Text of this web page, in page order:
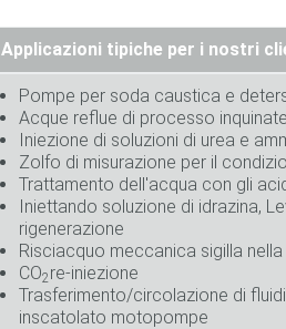
Applicazioni tipiche per i nostri
Pompe per soda caustica e
Acque reflue di processo
Iniezione di soluzioni di urea e
Zolfo di misurazione per il
Trattamento dell'acqua con gli
Iniettando soluzione di idrazina,
rigenerazione
Risciacquo meccanica sigilla
CO2re-iniezione
Trasferimento/circolazione di
inscatolato motopompe